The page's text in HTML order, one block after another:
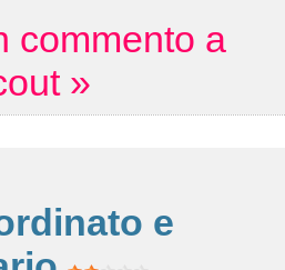
commento a
»
e